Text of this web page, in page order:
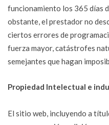
funcionamiento los 365 días
obstante, el prestador no
ciertos errores de
fuerza mayor, catástrofes
semejantes que hagan
Propiedad Intelectual e
El sitio web, incluyendo a